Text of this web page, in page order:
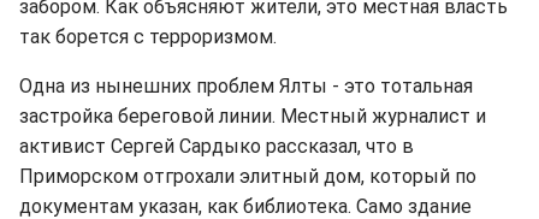
забором. Как объясняют жители, это местная власть
так борется с терроризмом.
Одна из нынешних проблем Ялты - это тотальная
застройка береговой линии. Местный журналист и
активист Сергей Сардыко рассказал, что в
Приморском отгрохали элитный дом, который по
документам указан, как библиотека. Само здание